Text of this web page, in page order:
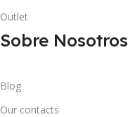
Outlet
Sobre Nosotros
Blog
Our contacts